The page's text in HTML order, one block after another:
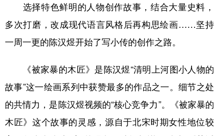
选择特色鲜明的人物创作故事，结合大量史料，
多次打磨，改成现代语言风格后再构思绘画……坚持
一周一更的陈汉煜开始了写小传的创作之路。
《被家暴的木匠》是陈汉煜“清明上河图小人物的
故事”这一绘画系列中获赞最多的作品之一。细节之处
的共情力，是陈汉煜视频的“核心竞争力”。《被家暴的
木匠》这个故事的灵感，源自于北宋时期女性地位较